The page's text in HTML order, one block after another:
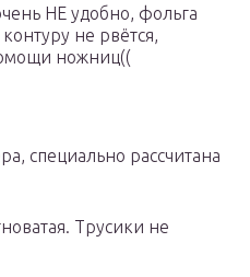
НЕ удобно, фольга
не рвётся,
ножниц((
специально рассчитана
Трусики не